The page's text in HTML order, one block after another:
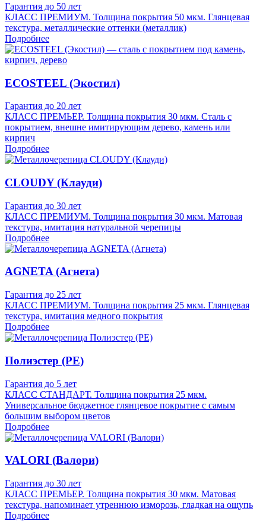
Гарантия до 50 лет
КЛАСС ПРЕМИУМ. Толщина покрытия 50 мкм. Глянцевая
текстура, металлические оттенки (металлик)
Подробнее
ECOSTEEL (Экостил)
Гарантия до 20 лет
КЛАСС ПРЕМЬЕР. Толщина покрытия 30 мкм. Сталь с
покрытием, внешне имитирующим дерево, камень или
кирпич
Подробнее
CLOUDY (Клауди)
Гарантия до 30 лет
КЛАСС ПРЕМИУМ. Толщина покрытия 30 мкм. Матовая
текстура, имитация натуральной черепицы
Подробнее
AGNETA (Агнета)
Гарантия до 25 лет
КЛАСС ПРЕМИУМ. Толщина покрытия 25 мкм. Глянцевая
текстура, имитация медного покрытия
Подробнее
Полиэстер (PE)
Гарантия до 5 лет
КЛАСС СТАНДАРТ. Толщина покрытия 25 мкм.
Универсальное бюджетное глянцевое покрытие с самым
большим выбором цветов
Подробнее
VALORI (Валори)
Гарантия до 30 лет
КЛАСС ПРЕМЬЕР. Толщина покрытия 30 мкм. Матовая
текстура, напоминает утреннюю изморозь, гладкая на ощупь
Подробнее